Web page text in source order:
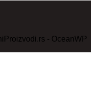
- OceanWP